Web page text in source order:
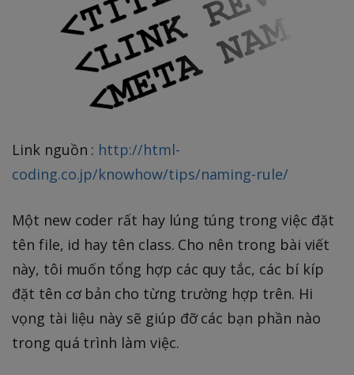
Link nguồn : http://html-
coding.co.jp/knowhow/tips/naming-rule/
Một new coder rất hay lúng túng trong việc đặt
tên file, id hay tên class. Cho nên trong bài viết
này, tôi muốn tổng hợp các quy tắc, các bí kíp
đặt tên cơ bản cho từng trường hợp trên. Hi
vọng tài liệu này sẽ giúp đỡ các bạn phần nào
trong quá trình làm việc.